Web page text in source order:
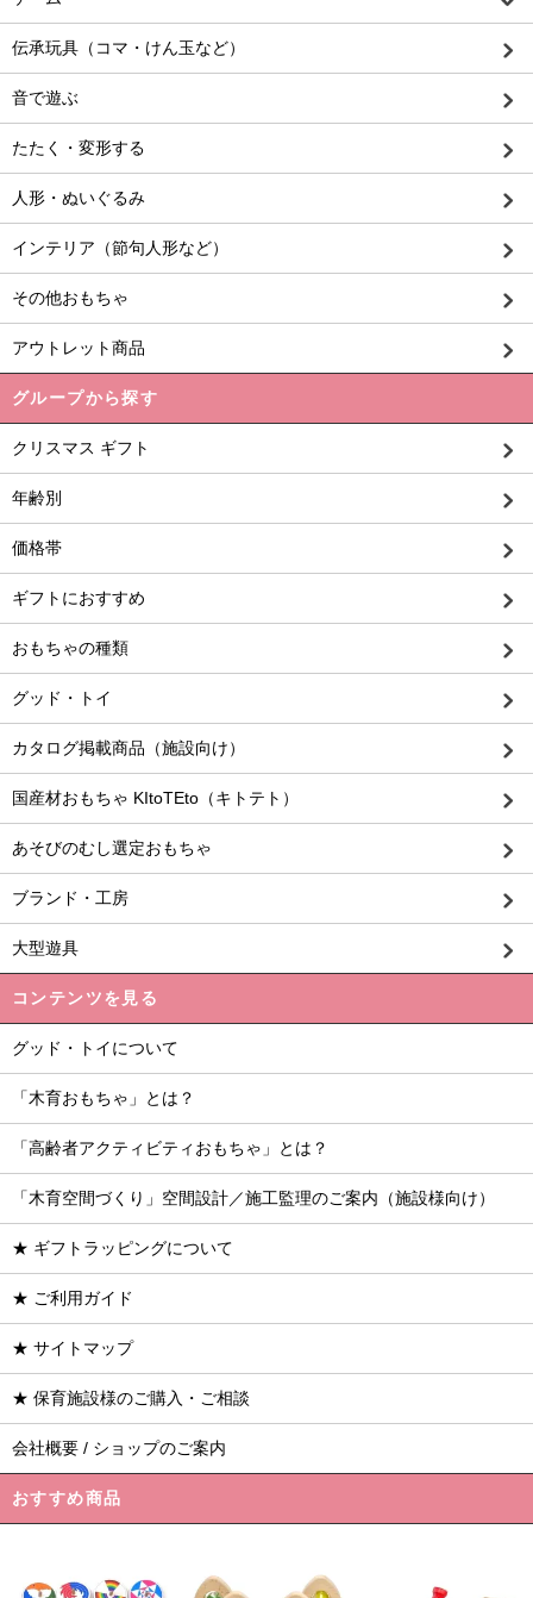
伝承玩具（コマ・けん玉など）
音で遊ぶ
たたく・変形する
人形・ぬいぐるみ
インテリア（節句人形など）
その他おもちゃ
アウトレット商品
グループから探す
クリスマス ギフト
年齢別
価格帯
ギフトにおすすめ
おもちゃの種類
グッド・トイ
カタログ掲載商品（施設向け）
国産材おもちゃ KItoTEto（キトテト）
あそびのむし選定おもちゃ
ブランド・工房
大型遊具
コンテンツを見る
グッド・トイについて
「木育おもちゃ」とは？
「高齢者アクティビティおもちゃ」とは？
「木育空間づくり」空間設計／施工監理のご案内（施設様向け）
★ ギフトラッピングについて
★ ご利用ガイド
★ サイトマップ
★ 保育施設様のご購入・ご相談
会社概要 / ショップのご案内
おすすめ商品